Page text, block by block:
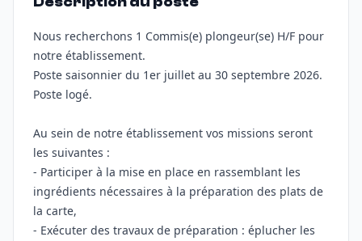
Nous recherchons 1 Commis(e) plongeur(se) H/F pour
notre établissement.
Poste saisonnier du 1er juillet au 30 septembre 2026.
Poste logé.
Au sein de notre établissement vos missions seront
les suivantes :
- Participer à la mise en place en rassemblant les
ingrédients nécessaires à la préparation des plats de
la carte,
- Exécuter des travaux de préparation : éplucher les